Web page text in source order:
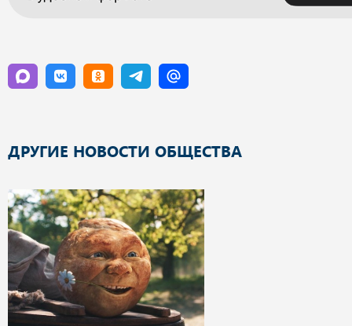
ДРУГИЕ НОВОСТИ ОБЩЕСТВА